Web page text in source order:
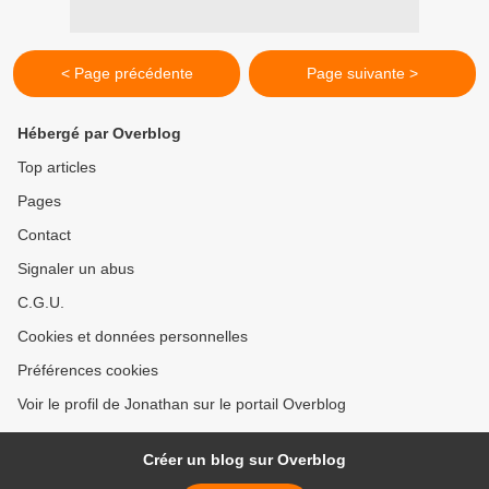
< Page précédente Page suivante >
Hébergé par Overblog
Top articles
Pages
Contact
Signaler un abus
C.G.U.
Cookies et données personnelles
Préférences cookies
Voir le profil de Jonathan sur le portail Overblog
Créer un blog sur Overblog